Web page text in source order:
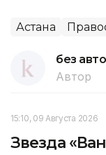
Астана
без
Автор
15:10, 09 Августа 2026
Звезда